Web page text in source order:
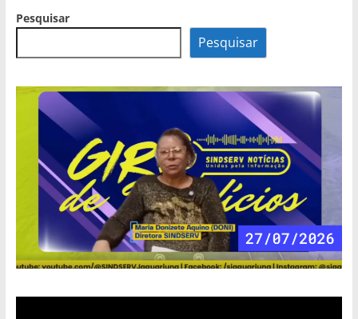
Pesquisar
Pesquisar